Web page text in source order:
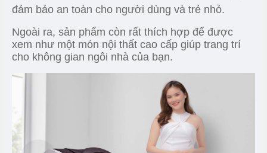
đảm bảo an toàn cho người dùng và trẻ nhỏ.
Ngoài ra, sản phẩm còn rất thích hợp để được
xem như một món nội thất cao cấp giúp trang trí
cho không gian ngôi nhà của bạn.